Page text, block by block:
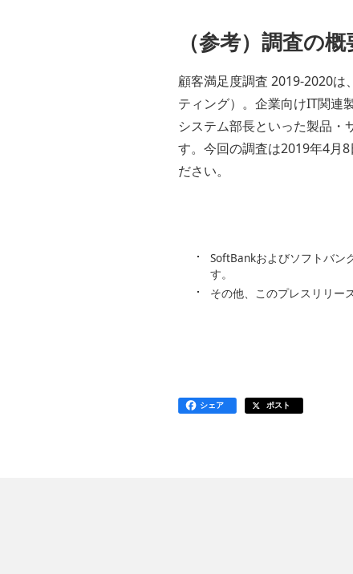
（参考）調査の概
顧客満足度調査 2019-2020は
ティング）。企業向けIT関連
システム部長といった製品・
す。今回の調査は2019年4月
ださい。
SoftBankおよびソフトバン
す。
その他、このプレスリリー
シェア ポスト